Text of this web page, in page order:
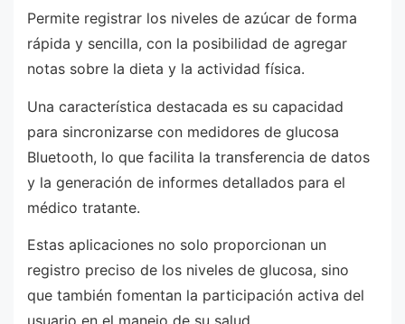
Permite registrar los niveles de azúcar de forma
rápida y sencilla, con la posibilidad de agregar
notas sobre la dieta y la actividad física.
Una característica destacada es su capacidad
para sincronizarse con medidores de glucosa
Bluetooth, lo que facilita la transferencia de datos
y la generación de informes detallados para el
médico tratante.
Estas aplicaciones no solo proporcionan un
registro preciso de los niveles de glucosa, sino
que también fomentan la participación activa del